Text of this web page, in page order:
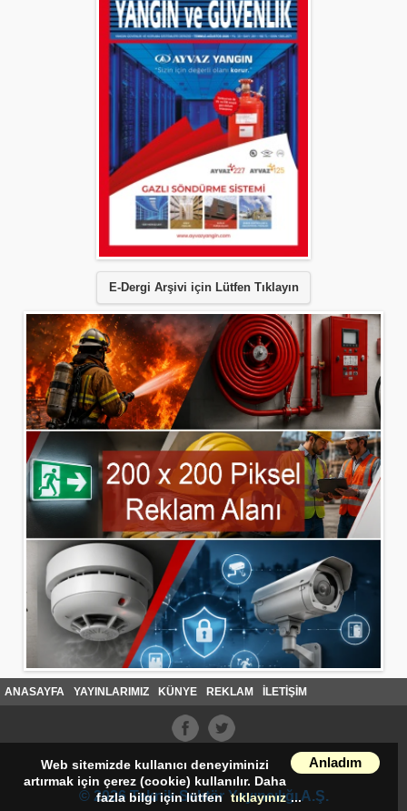
E-Dergi Arşivi için Lütfen Tıklayın
Anladım
Web sitemizde kullanıcı deneyiminizi
artırmak için çerez (cookie) kullanılır. Daha
fazla bilgi için lütfen tıklayınız ...
ANASAYFA YAYINLARIMIZ KÜNYE REKLAM İLETİŞİM
© 2026 Teknik Sektör Yayıncılığı A.Ş.